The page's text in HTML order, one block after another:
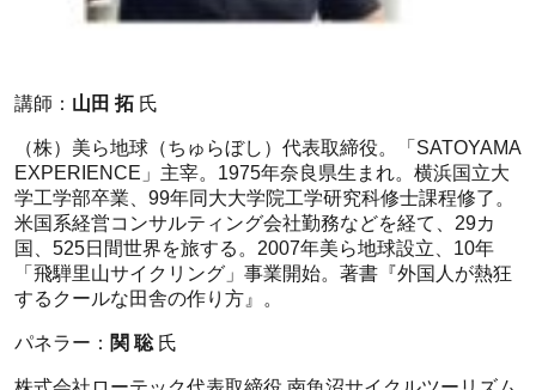
講師： 山田 拓 氏
（株）美ら地球（ちゅらぼし）代表取締役。「SATOYAMA
EXPERIENCE」主宰。1975年奈良県生まれ。横浜国立大
学工学部卒業、99年同大大学院工学研究科修士課程修了。
米国系経営コンサルティング会社勤務などを経て、29カ
国、525日間世界を旅する。2007年美ら地球設立、10年
「飛騨里山サイクリング」事業開始。著書『外国人が熱狂
するクールな田舎の作り方』。
パネラー： 関 聡氏